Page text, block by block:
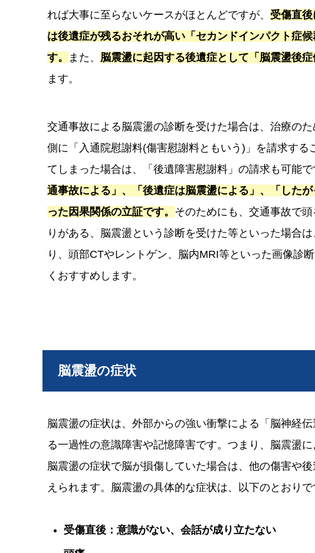
れば大事に至らないケースがほとんどですが、 受傷直
は後遺症が残るおそれが高い「セカンドインパクト症
す。
また、 脳震盪に起因する後遺症として「脳震盪後症
ます。
交通事故による脳震盪の診断を受けた場合は、治療の
側に「入通院慰謝料(傷害慰謝料ともいう)」を請求する
てしまった場合は、「後遺障害慰謝料」の請求も可能で
通事故による」、「後遺症は脳震盪による」、「した
った因果関係の立証です。 そのためにも、交通事故で
りがある、脳震盪という診断を受けた等といった場合
り、頭部CTやレントゲン、脳内MRI等といった画像診
くおすすめします。
脳震盪の症状
脳震盪の症状は、外部からの強い衝撃による「脳神経
る一過性の意識障害や記憶障害です。つまり、脳震盪
脳震盪の症状で脳が損傷していた場合は、他の傷害や
えられます。脳震盪の具体的な症状は、以下のとおりで
受傷直後：意識がない、会話が成り立たない